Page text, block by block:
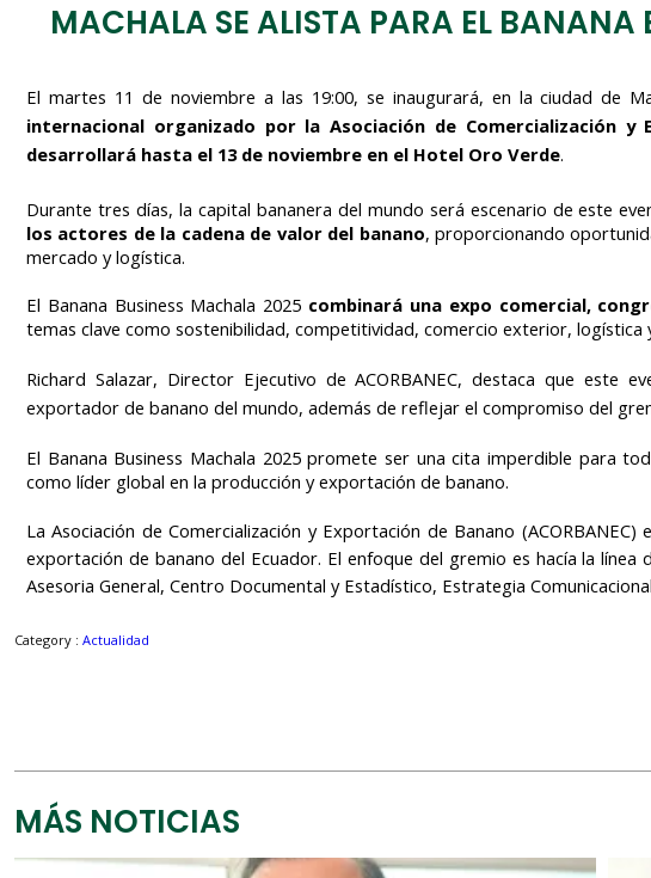
MACHALA SE ALISTA PARA EL BANANA
El martes 11 de noviembre a las 19:00, se inaugurará, en la ciudad de
internacional organizado por la Asociación de Comercialización y
desarrollará hasta el 13 de noviembre en el Hotel Oro Verde.
Durante tres días, la capital bananera del mundo será escenario de este
los actores de la cadena de valor del banano, proporcionando
mercado y logística.
El Banana Business Machala 2025 combinará una expo comercial,
temas clave como sostenibilidad, competitividad, comercio exterior, logística
Richard Salazar, Director Ejecutivo de ACORBANEC, destaca que este
exportador de banano del mundo, además de reflejar el compromiso del
El Banana Business Machala 2025 promete ser una cita imperdible para
como líder global en la producción y exportación de banano.
La Asociación de Comercialización y Exportación de Banano
exportación de banano del Ecuador. El enfoque del gremio es hacía la
Asesoria General, Centro Documental y Estadístico, Estrategia
Category : Actualidad
MÁS NOTICIAS